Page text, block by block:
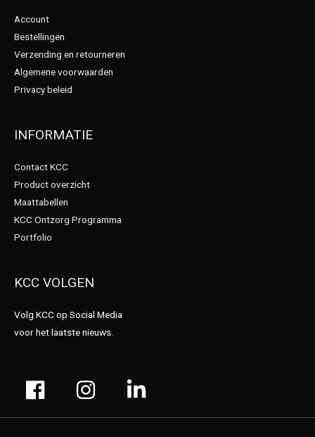
Account
Bestellingen
Verzending en retourneren
Algemene voorwaarden
Privacy beleid
INFORMATIE
Contact KCC
Product overzicht
Maattabellen
KCC Ontzorg Programma
Portfolio
KCC VOLGEN
Volg KCC op Social Media
voor het laatste nieuws.